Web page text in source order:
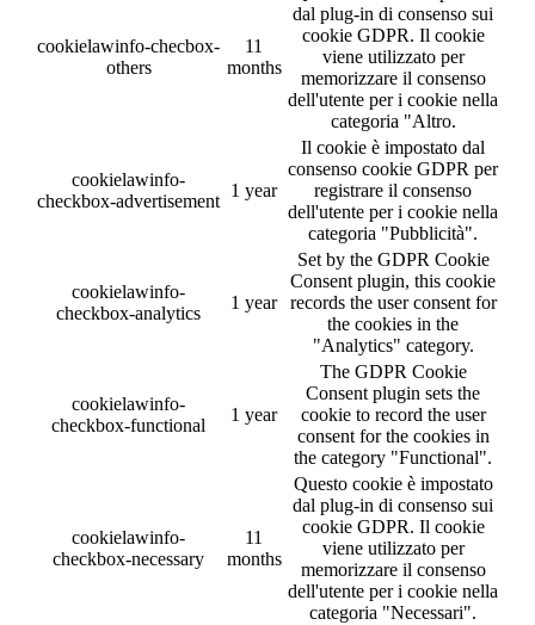
cookielawinfo-checbox-
others
11
months
dal plug-in di consenso sui
cookie GDPR. Il cookie
viene utilizzato per
memorizzare il consenso
dell'utente per i cookie nella
categoria "Altro.
cookielawinfo-
checkbox-advertisement
1 year
Il cookie è impostato dal
consenso cookie GDPR per
registrare il consenso
dell'utente per i cookie nella
categoria "Pubblicità".
cookielawinfo-
checkbox-analytics
1 year
Set by the GDPR Cookie
Consent plugin, this cookie
records the user consent for
the cookies in the
"Analytics" category.
cookielawinfo-
checkbox-functional
1 year
The GDPR Cookie
Consent plugin sets the
cookie to record the user
consent for the cookies in
the category "Functional".
cookielawinfo-
checkbox-necessary
11
months
Questo cookie è impostato
dal plug-in di consenso sui
cookie GDPR. Il cookie
viene utilizzato per
memorizzare il consenso
dell'utente per i cookie nella
categoria "Necessari".